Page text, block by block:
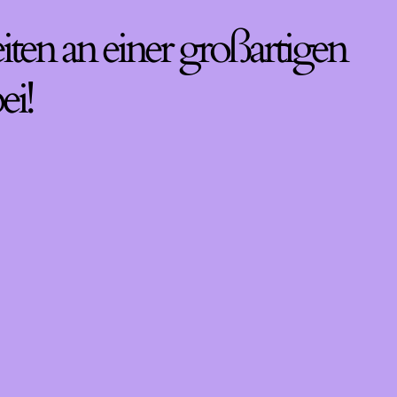
an einer großartigen